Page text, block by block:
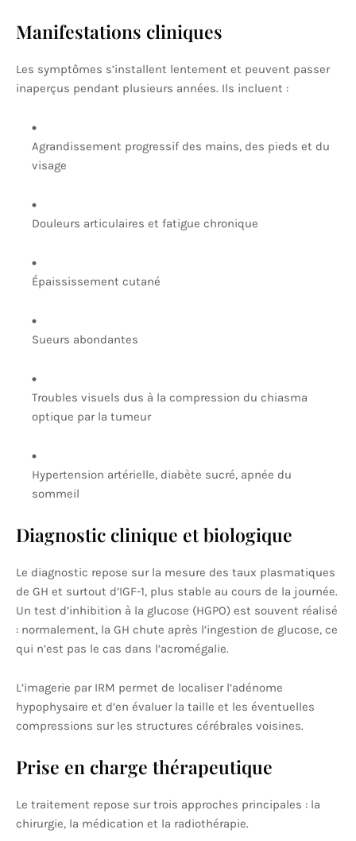
Manifestations cliniques
Les symptômes s’installent lentement et peuvent passer
inaperçus pendant plusieurs années. Ils incluent :
Agrandissement progressif des mains, des pieds et du
visage
Douleurs articulaires et fatigue chronique
Épaississement cutané
Sueurs abondantes
Troubles visuels dus à la compression du chiasma
optique par la tumeur
Hypertension artérielle, diabète sucré, apnée du
sommeil
Diagnostic clinique et biologique
Le diagnostic repose sur la mesure des taux plasmatiques
de GH et surtout d’IGF-1, plus stable au cours de la journée.
Un test d’inhibition à la glucose (HGPO) est souvent réalisé
: normalement, la GH chute après l’ingestion de glucose, ce
qui n’est pas le cas dans l’acromégalie.
L’imagerie par IRM permet de localiser l’adénome
hypophysaire et d’en évaluer la taille et les éventuelles
compressions sur les structures cérébrales voisines.
Prise en charge thérapeutique
Le traitement repose sur trois approches principales : la
chirurgie, la médication et la radiothérapie.